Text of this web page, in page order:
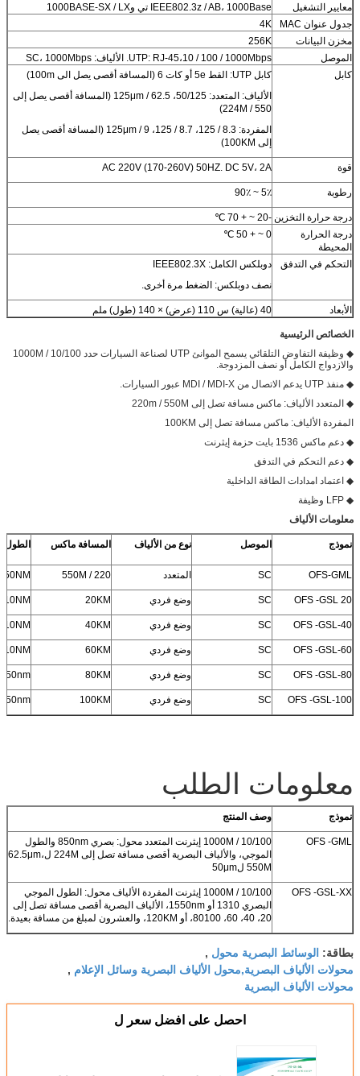
معايير التشغيل
IEEE802.3z / AB، 1000Base تي و1000BASE-SX / LX
جدول عنوان MAC
4K
مخزن البيانات
256K
الموصل
UTP: RJ-45،10 / 100 / 1000Mbps. الألياف: SC، 1000Mbps
كابل
كابل UTP: القط 5e أو كات 6 (المسافة أقصى يصل الى 100m)
الألياف: المتعدد: 50/125، 62.5 / 125μm (المسافة أقصى يصل إلى
550 / 224M)
المفردة: 8.3 / 125، 8.7 / 125، 9 / 125μm (المسافة أقصى يصل
إلى 100KM)
قوة AC 220V (170-260V) 50HZ. DC 5V، 2A
رطوبة 5٪ ~ 90٪
درجة حرارة التخزين -20 ~ + 70 ℃
درجة الحرارة
المحيطة
0 ~ + 50 ℃
التحكم في التدفق
دوبلكس الكامل: IEEE802.3X
نصف دوبلكس: الضغط مرة أخرى.
الأبعاد 40 (عالية) س 110 (عرض) × 140 (طول) ملم
الخصائص الرئيسية
◆ وظيفة التفاوض التلقائي يسمح الموانئ UTP لصناعة السيارات حدد 10/100 / 1000M
والازدواج الكامل أو نصف المزدوجة.
◆ منفذ UTP يدعم الاتصال من MDI / MDI-X عبور السيارات.
◆ المتعدد الألياف: ماكس مسافة تصل إلى 220m / 550M
المفردة الألياف: ماكس مسافة تصل إلى 100KM
◆ دعم ماكس 1536 بايت حزمة إيثرنت
◆ دعم التحكم في التدفق
◆ اعتماد امدادات الطاقة الداخلية
◆ LFP وظيفة
معلومات الألياف
نموذج الموصل نوع من الألياف المسافة ماكس الطول
OFS-GML
SC المتعدد 220 / 550M
OFS -GSL 20
SC وضع فردي 20KM
OFS -GSL-40
SC وضع فردي 40KM
OFS -GSL-60
SC وضع فردي 60KM
OFS -GSL-80
SC وضع فردي 80KM
OFS -GSL-100
SC وضع فردي 100KM
معلومات الطلب
نموذج وصف المنتج
OFS -GML
10/100 / 1000M إيثرنت المتعدد محول: بصري 850nm والطول
الموجي، والألياف البصرية أقصى مسافة تصل إلى 224M ل62.5μm،
550M ل50μm
OFS -GSL-XX
10/100 / 1000M إيثرنت المفردة الألياف محول: الطول الموجي
البصري 1310 أو 1550nm، الألياف البصرية أقصى مسافة تصل إلى
20، 40، 60، 80100، أو 120KM، والعشرون لمبلغ من مسافة بعيدة.
بطاقة: الوسائط البصرية محول ,
محولات الألياف البصرية,محول الألياف البصرية وسائل الإعلام ,
محولات الألياف البصرية
احصل على افضل سعر ل